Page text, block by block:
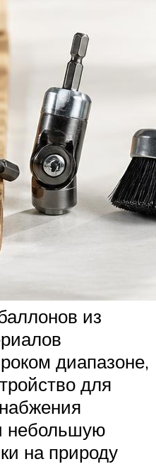
из
диапазоне,
для
небольшую
на природу